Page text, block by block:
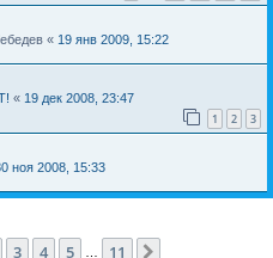
« 19 янв 2009, 15:22
« 19 дек 2008, 23:47
1 2 3
ноя 2008, 15:33
из 11
3 4 5 … 11